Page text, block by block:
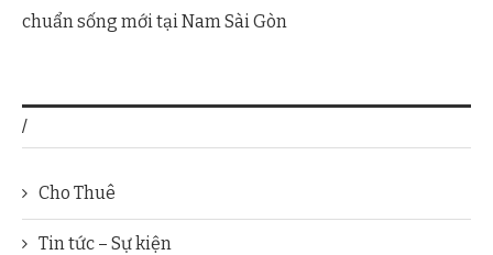
chuẩn sống mới tại Nam Sài Gòn
/
Cho Thuê
Tin tức – Sự kiện